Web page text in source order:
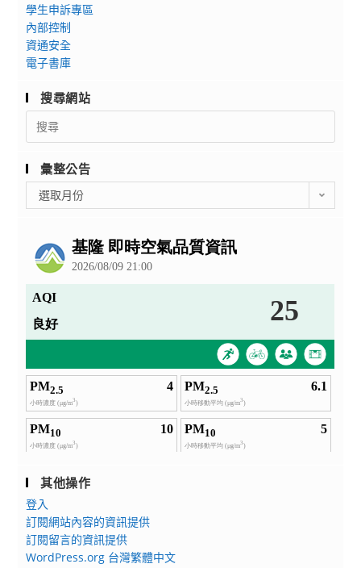
學生申訴專區
內部控制
資通安全
電子書庫
搜尋網站
Search
for:
彙整公告
整
選取月份
其他操作
登入
訂閱網站內容的資訊提供
訂閱留言的資訊提供
WordPress.org 台灣繁體中文